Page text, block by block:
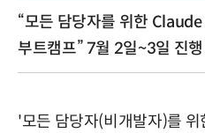
“모든 담당자를 위한
부트캠프” 7월 2일~3일 진행
'모든 담당자(비개발자)를